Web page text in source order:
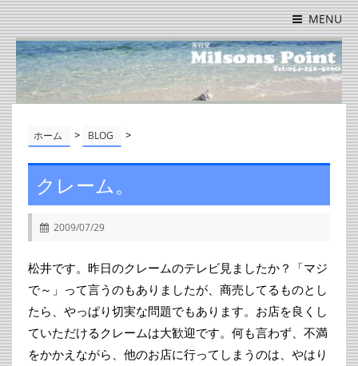
MENU
ホーム > BLOG >
クレーム。
2009/07/29
松井です。昨日のクレームのテレビ見ましたか？「マジ
で～」って言うのもありましたが、商売してるものとし
たら、やっぱり切実な問題でもあります。お店を良くし
ていただけるクレームは大歓迎です。何も言わず、不満
をかかえながら、他のお店に行ってしまうのは、やはり